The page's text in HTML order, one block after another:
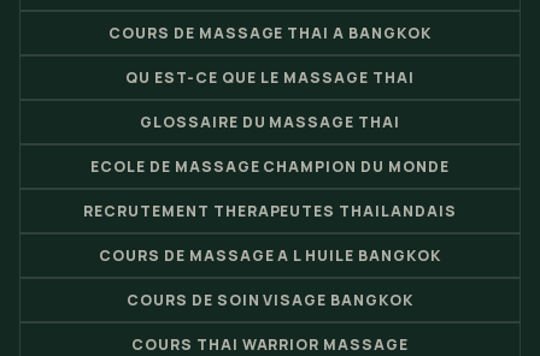
COURS DE MASSAGE THAI A BANGKOK
QU EST-CE QUE LE MASSAGE THAI
GLOSSAIRE DU MASSAGE THAI
ECOLE DE MASSAGE CHAMPION DU MONDE
RECRUTEMENT THERAPEUTES THAILANDAIS
COURS DE MASSAGE A L HUILE BANGKOK
COURS DE SOIN VISAGE BANGKOK
COURS THAI WARRIOR MASSAGE